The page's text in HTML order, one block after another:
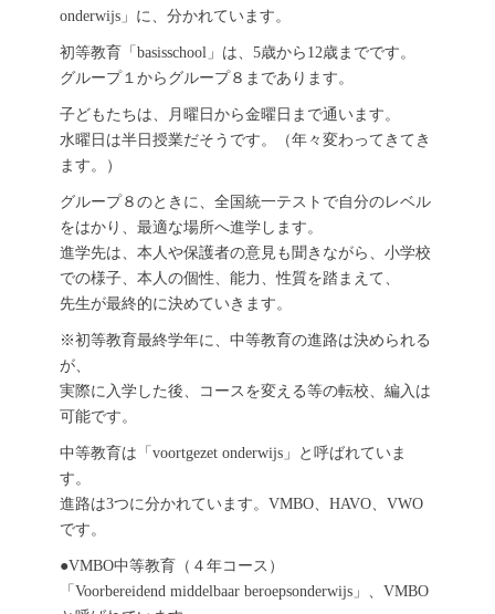
onderwijs」に、分かれています。
初等教育「basisschool」は、5歳から12歳までです。
グループ１からグループ８まであります。
子どもたちは、月曜日から金曜日まで通います。
水曜日は半日授業だそうです。（年々変わってきてき
ます。）
グループ８のときに、全国統一テストで自分のレベル
をはかり、最適な場所へ進学します。
進学先は、本人や保護者の意見も聞きながら、小学校
での様子、本人の個性、能力、性質を踏まえて、
先生が最終的に決めていきます。
※初等教育最終学年に、中等教育の進路は決められる
が、
実際に入学した後、コースを変える等の転校、編入は
可能です。
中等教育は「voortgezet onderwijs」と呼ばれていま
す。
進路は3つに分かれています。VMBO、HAVO、VWO
です。
●VMBO中等教育（４年コース）
「Voorbereidend middelbaar beroepsonderwijs」、VMBO